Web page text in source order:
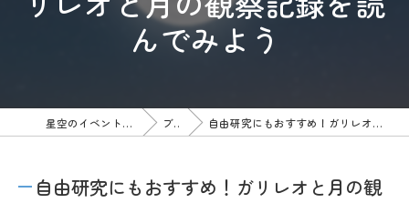
んでみよう
星空のイベントならWhite Piece ブログ 自由研究にもおすすめ！ガリレオと月の観察記録を読んでみよう
自由研究にもおすすめ！ガリレオと月の観